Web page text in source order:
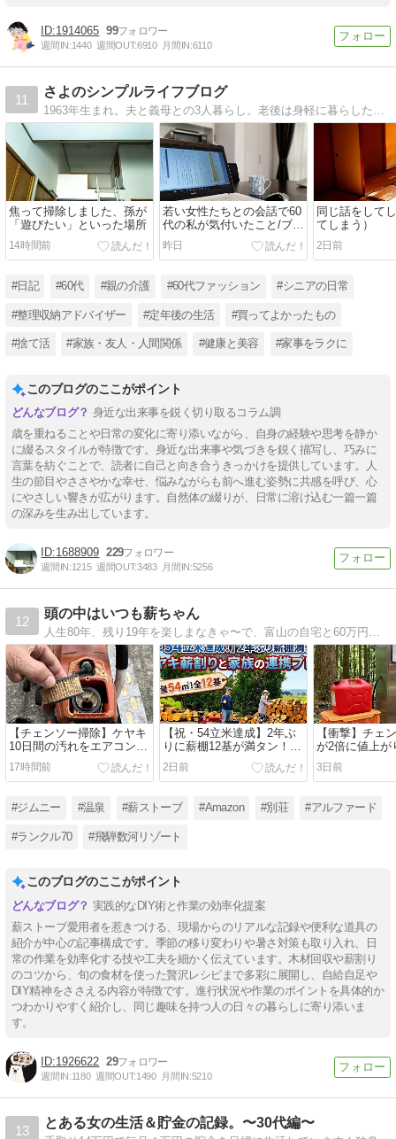
1914065 99
週間IN:1440 週間OUT:6910 月間IN:6110
11
さよのシンプルライフブログ
焦って掃除しました、孫が
「遊びたい」といった場所
14時間前
若い女性たちとの会話で60
代の私が気付いたこと/ブロ
グを続ける目的
昨日
同じ話をして
てしまう）
2日前
#日記 #60代 #親の介護 #60代ファッション #シニアの日常
#整理収納アドバイザー #定年後の生活 #買ってよかったもの
#捨て活 #家族・友人・人間関係 #健康と美容 #家事をラクに
このブログのここがポイント
身近な出来事を鋭く切り取るコラム調
歳を重ねることや日常の変化に寄り添いながら、自身の経験や思考を静か
に綴るスタイルが特徴です。身近な出来事や気づきを鋭く描写し、巧みに
言葉を紡ぐことで、読者に自己と向き合うきっかけを提供しています。人
生の節目やささやかな幸せ、悩みながらも前へ進む姿勢に共感を呼び、心
にやさしい響きが広がります。自然体の綴りが、日常に溶け込む一篇一篇
の深みを生み出しています。
1688909 229
週間IN:1215 週間OUT:3483 月間IN:5256
12
頭の中はいつも薪ちゃん
人生80年、残り19年を楽しまなきゃ〜で、富山の自宅と60万円で買った岐阜の豪雪地帯にある別荘と薪ストーブや車、DIYについて綴ってます。
【チェンソー掃除】ケヤキ
10日間の汚れをエアコンプ
レッサーで爆速メンテ！
17時間前
【祝・54立米達成】2年ぶ
りに薪棚12基が満タン！ケ
ヤキ薪割りと家族の連携プ
レイ
2日前
【衝撃】チェ
が2倍に値上が
サショックが
活を直撃した話
3日前
#ジムニー #温泉 #薪ストーブ #Amazon #別荘 #アルファード
#ランクル70 #飛騨数河リゾート
このブログのここがポイント
実践的なDIY術と作業の効率化提案
薪ストーブ愛用者を惹きつける、現場からのリアルな記録や便利な道具の
紹介が中心の記事構成です。季節の移り変わりや暑さ対策も取り入れ、日
常の作業を効率化する技や工夫を細かく伝えています。木材回収や薪割り
のコツから、旬の食材を使った贅沢レシピまで多彩に展開し、自給自足や
DIY精神をささえる内容が特徴です。進行状況や作業のポイントを具体的か
つわかりやすく紹介し、同じ趣味を持つ人の日々の暮らしに寄り添いま
す。
1926622 29
週間IN:1180 週間OUT:1490 月間IN:5210
13
とある女の生活＆貯金の記録。〜30代編〜